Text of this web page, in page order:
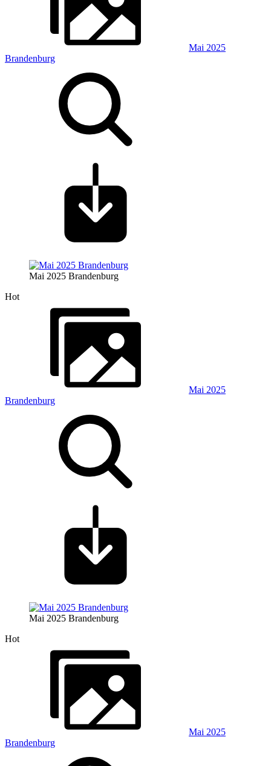
Mai 2025
Brandenburg
Mai 2025 Brandenburg
Hot
Mai 2025
Brandenburg
Mai 2025 Brandenburg
Hot
Mai 2025
Brandenburg